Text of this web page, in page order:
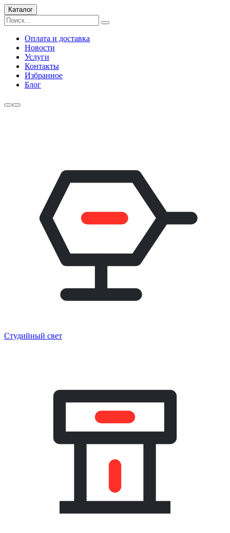
Каталог
Оплата и доставка
Новости
Услуги
Контакты
Избранное
Блог
Студийный свет